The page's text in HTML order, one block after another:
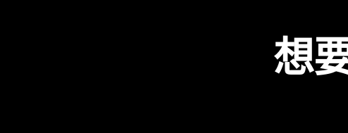
想